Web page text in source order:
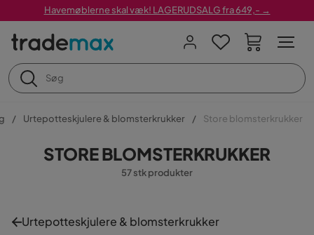
Havemøblerne skal væk! LAGERUDSALG fra 649,- →
Urtepotteskjulere & blomsterkrukker Store blomsterkrukker
STORE BLOMSTERKRUKKER
57 stk produkter
Urtepotteskjulere & blomsterkrukker